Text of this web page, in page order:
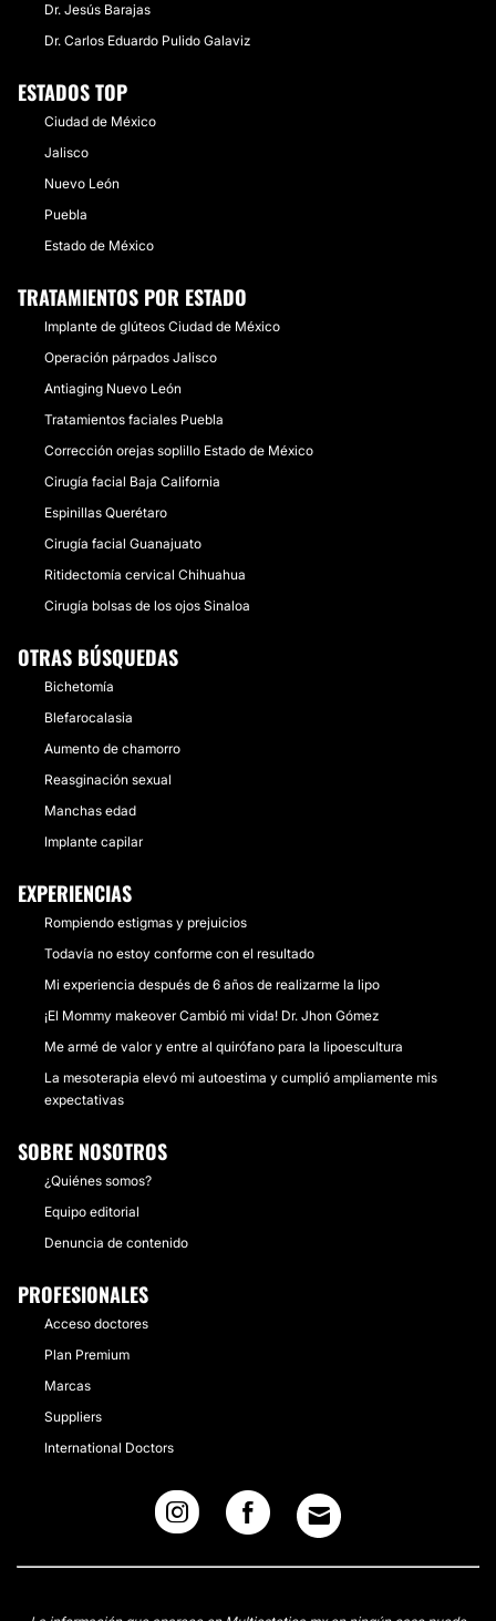
Dr. Jesús Barajas
Dr. Carlos Eduardo Pulido Galaviz
ESTADOS TOP
Ciudad de México
Jalisco
Nuevo León
Puebla
Estado de México
TRATAMIENTOS POR ESTADO
Implante de glúteos Ciudad de México
Operación párpados Jalisco
Antiaging Nuevo León
Tratamientos faciales Puebla
Corrección orejas soplillo Estado de México
Cirugía facial Baja California
Espinillas Querétaro
Cirugía facial Guanajuato
Ritidectomía cervical Chihuahua
Cirugía bolsas de los ojos Sinaloa
OTRAS BÚSQUEDAS
Bichetomía
Blefarocalasia
Aumento de chamorro
Reasginación sexual
Manchas edad
Implante capilar
EXPERIENCIAS
Rompiendo estigmas y prejuicios
Todavía no estoy conforme con el resultado
Mi experiencia después de 6 años de realizarme la lipo
¡El Mommy makeover Cambió mi vida! Dr. Jhon Gómez
Me armé de valor y entre al quirófano para la lipoescultura
La mesoterapia elevó mi autoestima y cumplió ampliamente mis
expectativas
SOBRE NOSOTROS
¿Quiénes somos?
Equipo editorial
Denuncia de contenido
PROFESIONALES
Acceso doctores
Plan Premium
Marcas
Suppliers
International Doctors